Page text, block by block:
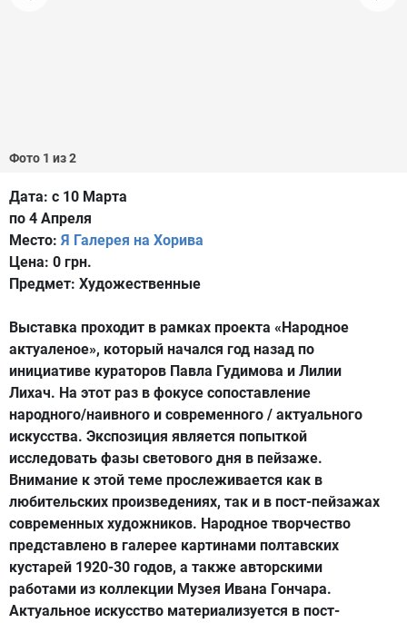
Фото 1 из 2
Дата: с 10 Марта
по 4 Апреля
Место: Я Галерея на Хорива
Цена: 0 грн.
Предмет: Художественные
Выставка проходит в рамках проекта «Народное
актуаленое», который начался год назад по
инициативе кураторов Павла Гудимова и Лилии
Лихач. На этот раз в фокусе сопоставление
народного/наивного и современного / актуального
искусства. Экспозиция является попыткой
исследовать фазы светового дня в пейзаже.
Внимание к этой теме прослеживается как в
любительских произведениях, так и в пост-пейзажах
современных художников. Народное творчество
представлено в галерее картинами полтавских
кустарей 1920-30 годов, а также авторскими
работами из коллекции Музея Ивана Гончара.
Актуальное искусство материализуется в пост-